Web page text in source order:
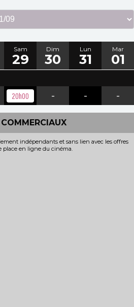
Sam
29
Dim
30
Lun
31
Mar
01
20h00 - - -
indépendants et sans lien avec les offres
place en ligne du cinéma.